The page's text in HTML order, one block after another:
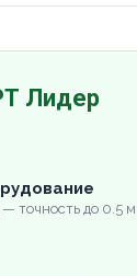
Лидер
точность до 0.5